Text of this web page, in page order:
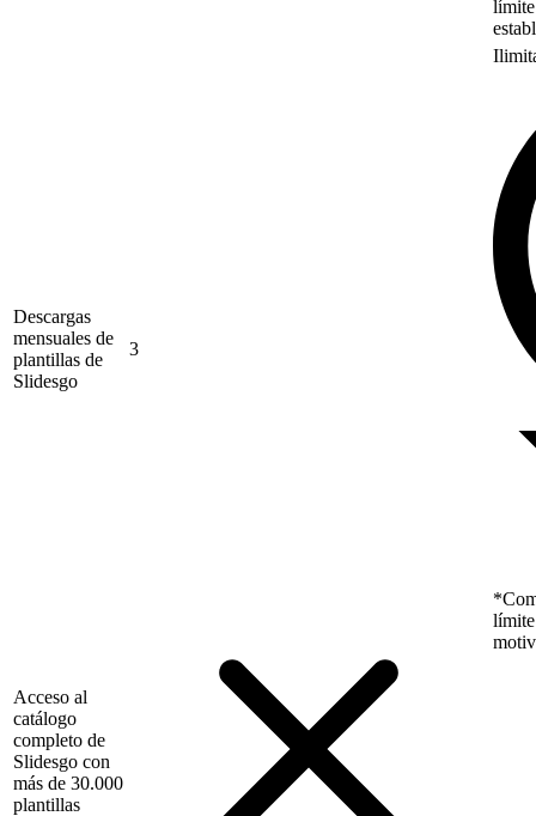
Descargas
mensuales de
plantillas de
Slidesgo
3
límite
Acceso al
catálogo
completo de
Slidesgo con
más de 30.000
plantillas